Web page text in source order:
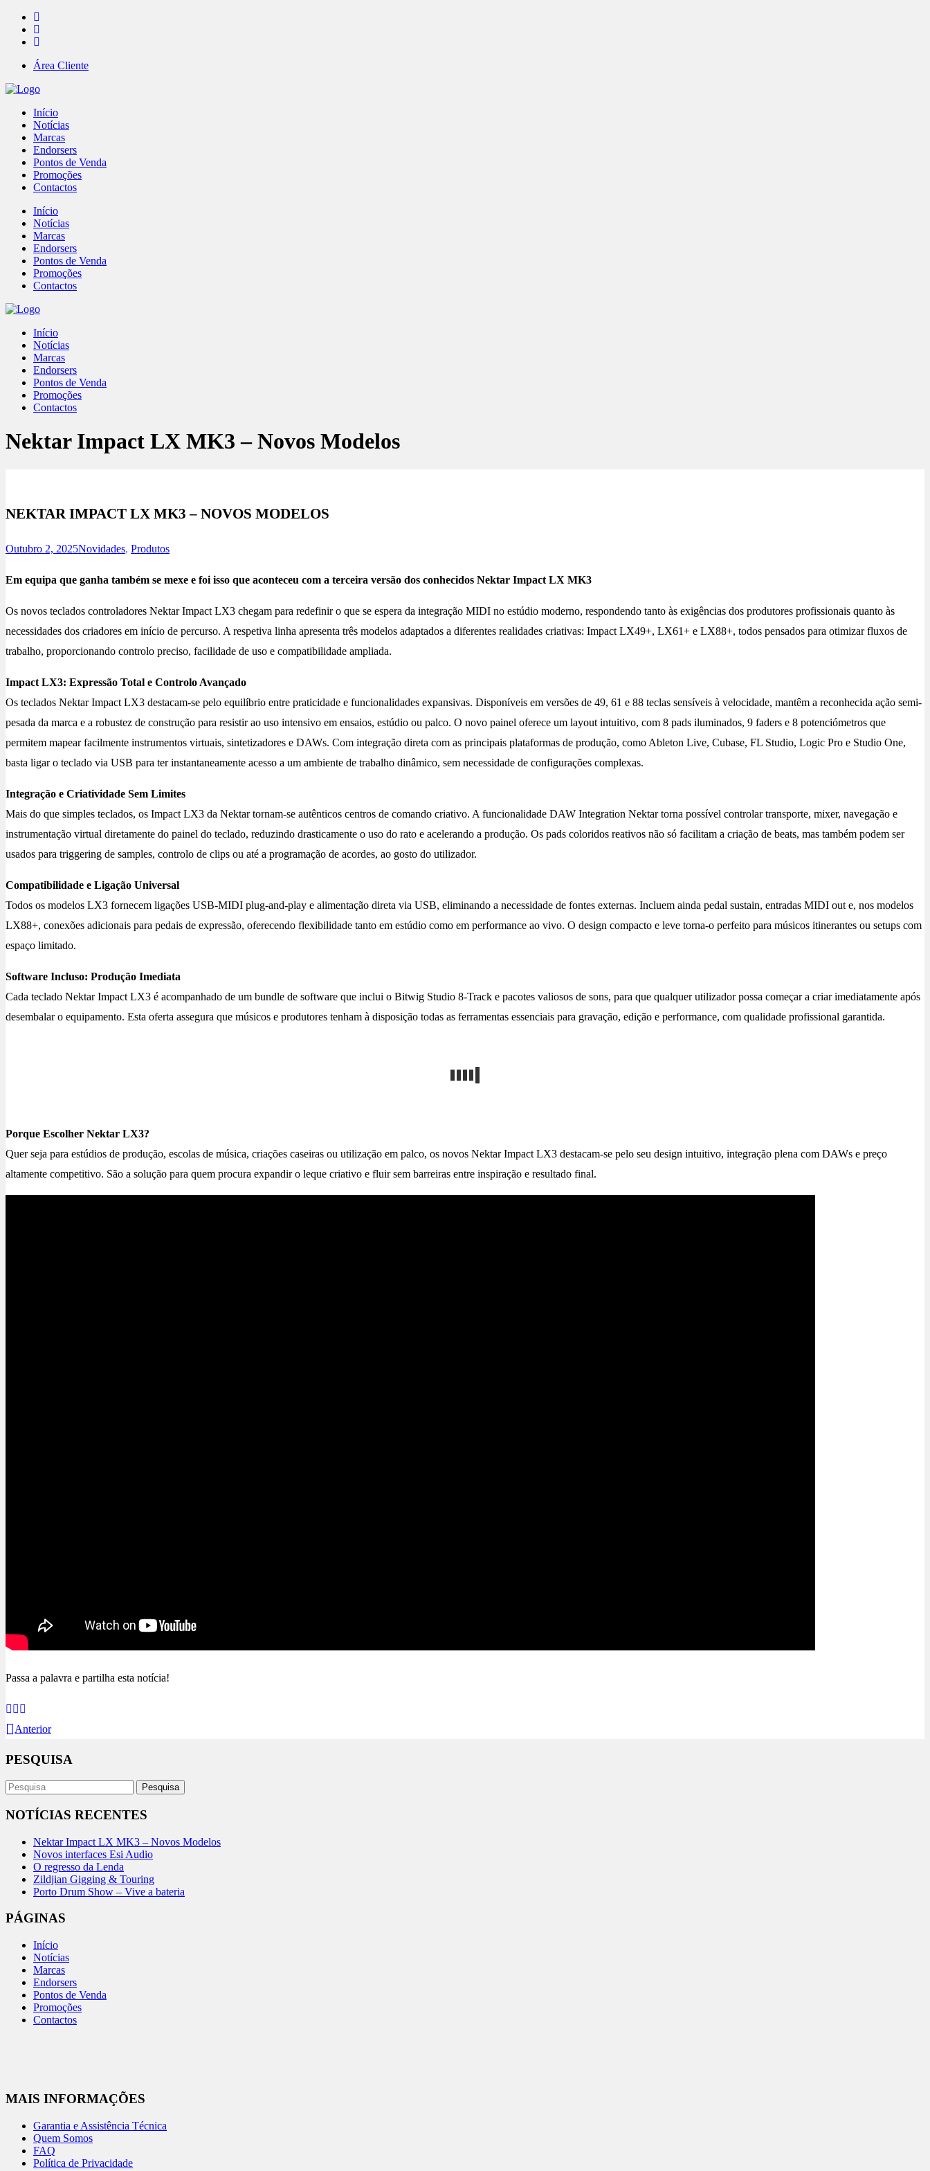
Área Cliente
Início
Notícias
Marcas
Endorsers
Pontos de Venda
Promoções
Contactos
Início
Notícias
Marcas
Endorsers
Pontos de Venda
Promoções
Contactos
Início
Notícias
Marcas
Endorsers
Pontos de Venda
Promoções
Contactos
Nektar Impact LX MK3 – Novos Modelos
NEKTAR IMPACT LX MK3 – NOVOS MODELOS
Outubro 2, 2025Novidades, Produtos
Em equipa que ganha também se mexe e foi isso que aconteceu com a terceira versão dos conhecidos Nektar Impact LX MK3
Os novos teclados controladores Nektar Impact LX3 chegam para redefinir o que se espera da integração MIDI no estúdio moderno, respondendo tanto às exigências dos produtores profissionais quanto às
necessidades dos criadores em início de percurso. A respetiva linha apresenta três modelos adaptados a diferentes realidades criativas: Impact LX49+, LX61+ e LX88+, todos pensados para otimizar fluxos de
trabalho, proporcionando controlo preciso, facilidade de uso e compatibilidade ampliada.
Impact LX3: Expressão Total e Controlo Avançado
Os teclados Nektar Impact LX3 destacam-se pelo equilíbrio entre praticidade e funcionalidades expansivas. Disponíveis em versões de 49, 61 e 88 teclas sensíveis à velocidade, mantêm a reconhecida ação semi-
pesada da marca e a robustez de construção para resistir ao uso intensivo em ensaios, estúdio ou palco. O novo painel oferece um layout intuitivo, com 8 pads iluminados, 9 faders e 8 potenciómetros que
permitem mapear facilmente instrumentos virtuais, sintetizadores e DAWs. Com integração direta com as principais plataformas de produção, como Ableton Live, Cubase, FL Studio, Logic Pro e Studio One,
basta ligar o teclado via USB para ter instantaneamente acesso a um ambiente de trabalho dinâmico, sem necessidade de configurações complexas.
Integração e Criatividade Sem Limites
Mais do que simples teclados, os Impact LX3 da Nektar tornam-se autênticos centros de comando criativo. A funcionalidade DAW Integration Nektar torna possível controlar transporte, mixer, navegação e
instrumentação virtual diretamente do painel do teclado, reduzindo drasticamente o uso do rato e acelerando a produção. Os pads coloridos reativos não só facilitam a criação de beats, mas também podem ser
usados para triggering de samples, controlo de clips ou até a programação de acordes, ao gosto do utilizador.
Compatibilidade e Ligação Universal
Todos os modelos LX3 fornecem ligações USB-MIDI plug-and-play e alimentação direta via USB, eliminando a necessidade de fontes externas. Incluem ainda pedal sustain, entradas MIDI out e, nos modelos
LX88+, conexões adicionais para pedais de expressão, oferecendo flexibilidade tanto em estúdio como em performance ao vivo. O design compacto e leve torna-o perfeito para músicos itinerantes ou setups com
espaço limitado.
Software Incluso: Produção Imediata
Cada teclado Nektar Impact LX3 é acompanhado de um bundle de software que inclui o Bitwig Studio 8-Track e pacotes valiosos de sons, para que qualquer utilizador possa começar a criar imediatamente após
desembalar o equipamento. Esta oferta assegura que músicos e produtores tenham à disposição todas as ferramentas essenciais para gravação, edição e performance, com qualidade profissional garantida.
Porque Escolher Nektar LX3?
Quer seja para estúdios de produção, escolas de música, criações caseiras ou utilização em palco, os novos Nektar Impact LX3 destacam-se pelo seu design intuitivo, integração plena com DAWs e preço
altamente competitivo. São a solução para quem procura expandir o leque criativo e fluir sem barreiras entre inspiração e resultado final.
Passa a palavra e partilha esta notícia!
Anterior
PESQUISA
NOTÍCIAS RECENTES
Nektar Impact LX MK3 – Novos Modelos
Novos interfaces Esi Audio
O regresso da Lenda
Zildjian Gigging & Touring
Porto Drum Show – Vive a bateria
PÁGINAS
Início
Notícias
Marcas
Endorsers
Pontos de Venda
Promoções
Contactos
MAIS INFORMAÇÕES
Garantia e Assistência Técnica
Quem Somos
FAQ
Política de Privacidade